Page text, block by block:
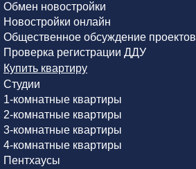
Обмен новостройки
Новостройки онлайн
Общественное обсуждение проектов
Проверка регистрации ДДУ
Купить квартиру
Студии
1-комнатные квартиры
2-комнатные квартиры
3-комнатные квартиры
4-комнатные квартиры
Пентхаусы